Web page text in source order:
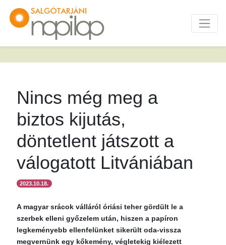
Nincs még meg a
biztos kijutás,
döntetlent játszott a
válogatott Litvániában
2023.10.18.
A magyar srácok válláról óriási teher gördült le a
szerbek elleni győzelem után, hiszen a papíron
legkeményebb ellenfelünket sikerült oda-vissza
megvernünk egy kőkemény, végletekig kiélezett